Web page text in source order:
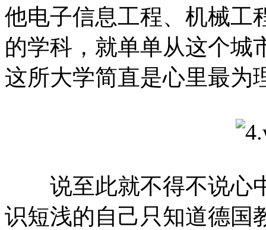
他电子信息工程、机械工
的学科，就单单从这个城
这所大学简直是心里最为
说至此就不得不说心
识短浅的自己只知道德国